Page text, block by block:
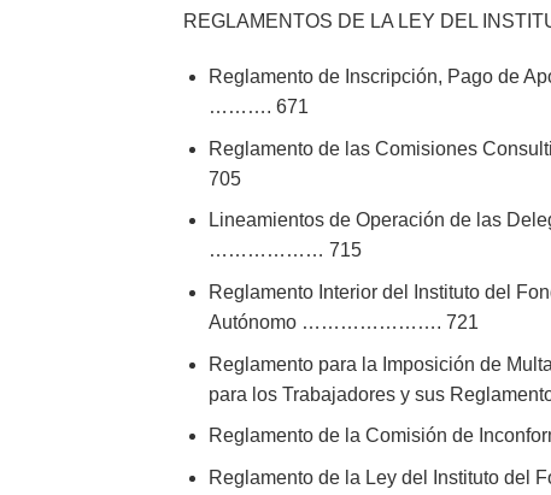
REGLAMENTOS DE LA LEY DEL
Reglamento de Inscripción, Pago de
………. 671
Reglamento de las Comisiones
705
Lineamientos de Operación de las
……………… 715
Reglamento Interior del Instituto del
Autónomo …………………. 721
Reglamento para la Imposición de
para los Trabajadores y sus
Reglamento de la Comisión de
Reglamento de la Ley del Instituto del